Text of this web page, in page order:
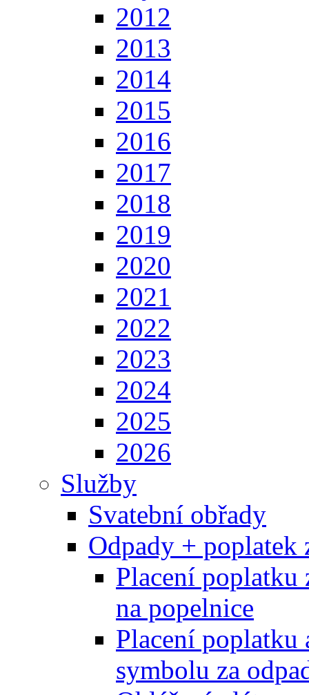
2012
2013
2014
2015
2016
2017
2018
2019
2020
2021
2022
2023
2024
2025
2026
Služby
Svatební obřady
Odpady + poplatek
Placení poplatku
na popelnice
Placení poplatku
symbolu za